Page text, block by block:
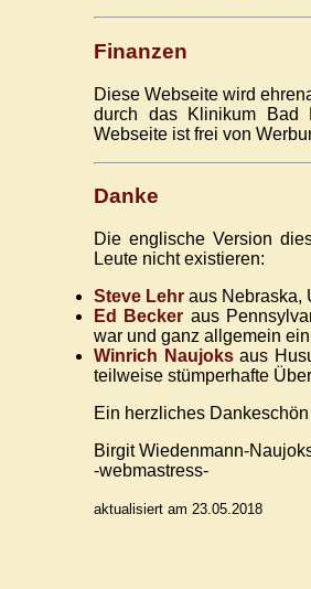
Finanzen
Diese Webseite wird
durch das Klinikum Bad
Webseite ist frei von
Danke
Die englische Version
Leute nicht existieren:
Steve Lehr aus Nebraska,
Ed Becker aus
war und ganz allgemein
Winrich Naujoksaus
teilweise stümperhafte
Ein herzliches
Birgit Wiedenmann-
-webmastress-
aktualisiert am 23.05.2018